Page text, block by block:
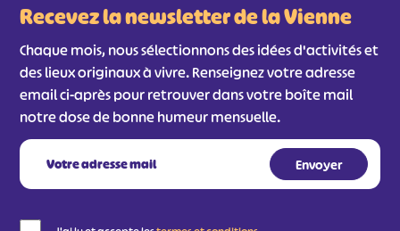
Recevez la newsletter de la Vienne
Chaque mois, nous sélectionnons des idées d'activités et
des lieux originaux à vivre. Renseignez votre adresse
email ci-après pour retrouver dans votre boîte mail
notre dose de bonne humeur mensuelle.
# # #
#
#